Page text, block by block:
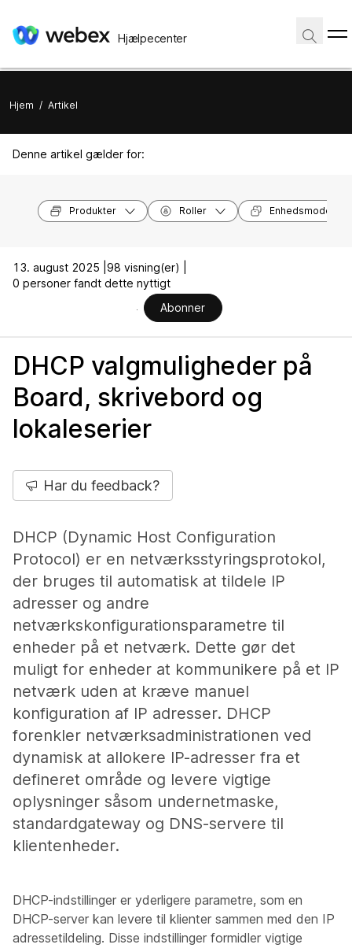
Hjælpecenter
Hjem / Artikel
Denne artikel gælder for:
Produkter Roller Enhedsmodeller
13. august 2025 | 98 visning(er) |
0 personer fandt dette nyttigt
Abonner
DHCP valgmuligheder på
Board, skrivebord og
lokaleserier
Har du feedback?
DHCP (Dynamic Host Configuration
Protocol) er en netværksstyringsprotokol,
der bruges til automatisk at tildele IP
adresser og andre
netværkskonfigurationsparametre til
enheder på et netværk. Dette gør det
muligt for enheder at kommunikere på et IP
netværk uden at kræve manuel
konfiguration af IP adresser. DHCP
forenkler netværksadministrationen ved
dynamisk at allokere IP-adresser fra et
defineret område og levere vigtige
oplysninger såsom undernetmaske,
standardgateway og DNS-servere til
klientenheder.
DHCP-indstillinger er yderligere parametre, som en
DHCP-server kan levere til klienter sammen med den IP
adressetildeling. Disse indstillinger formidler vigtige